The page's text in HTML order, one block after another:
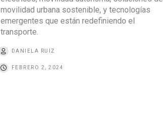
movilidad urbana sostenible, y tecnologías
emergentes que están redefiniendo el
transporte.
DANIELA RUIZ
FEBRERO 2, 2024